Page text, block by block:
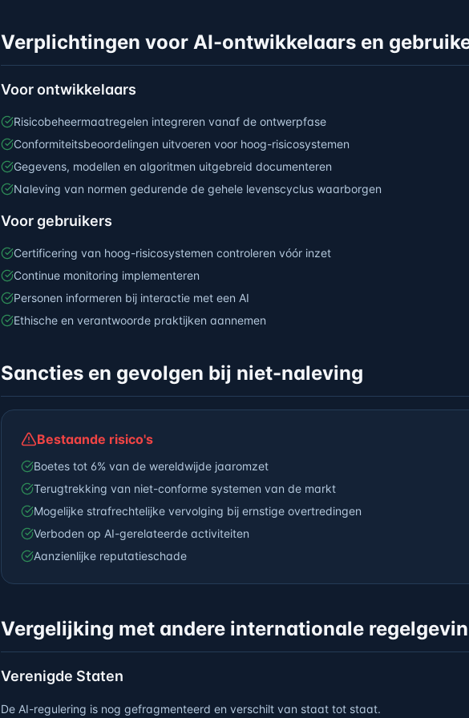
Verplichtingen voor AI-ontwikkelaars en
Voor ontwikkelaars
Risicobeheermaatregelen integreren vanaf de ontwerpfase
Conformiteitsbeoordelingen uitvoeren voor hoog-risicosystemen
Gegevens, modellen en algoritmen uitgebreid documenteren
Naleving van normen gedurende de gehele levenscyclus waarborgen
Voor gebruikers
Certificering van hoog-risicosystemen controleren vóór inzet
Continue monitoring implementeren
Personen informeren bij interactie met een AI
Ethische en verantwoorde praktijken aannemen
Sancties en gevolgen bij niet-naleving
Bestaande risico's
Boetes tot 6% van de wereldwijde jaaromzet
Terugtrekking van niet-conforme systemen van de markt
Mogelijke strafrechtelijke vervolging bij ernstige overtredingen
Verboden op AI-gerelateerde activiteiten
Aanzienlijke reputatieschade
Vergelijking met andere internationale
Verenigde Staten
De AI-regulering is nog gefragmenteerd en verschilt van staat tot staat.